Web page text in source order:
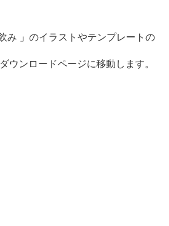
み 」のイラストやテンプレートの
ウンロードページに移動します。